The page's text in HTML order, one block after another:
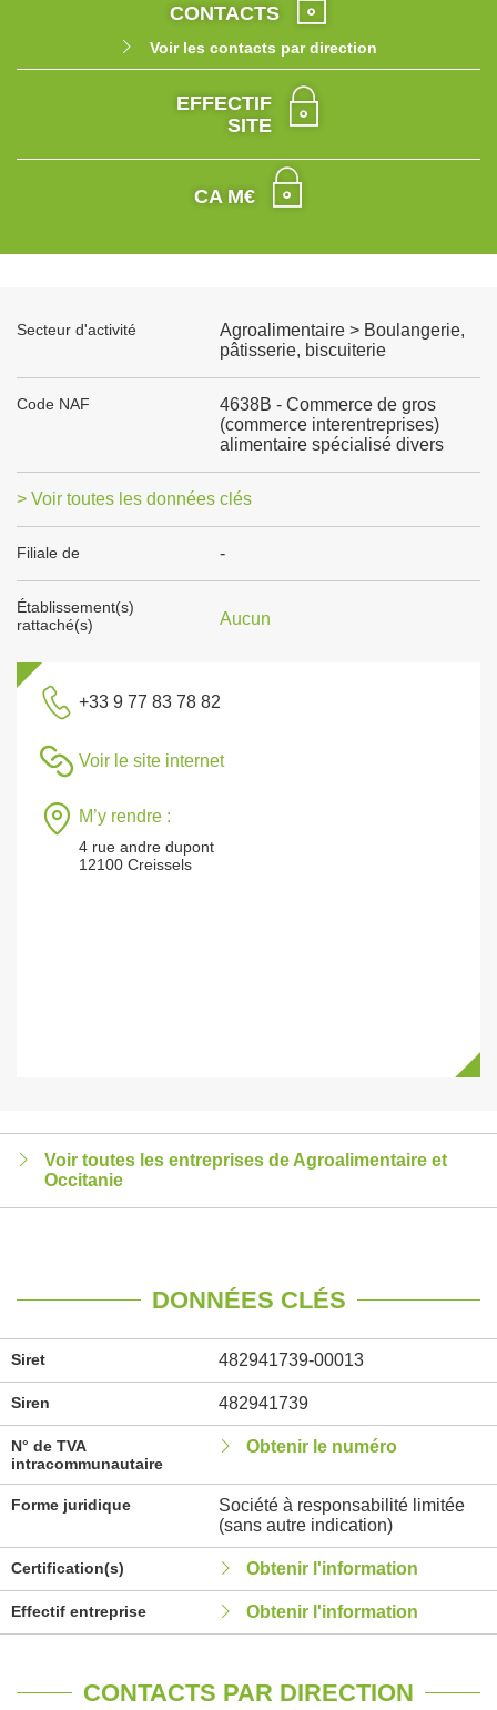
CONTACTS
Voir les contacts par direction
EFFECTIF
SITE
CA M€
Secteur d'activité
Agroalimentaire > Boulangerie,
pâtisserie, biscuiterie
Code NAF
4638B - Commerce de gros
(commerce interentreprises)
alimentaire spécialisé divers
> Voir toutes les données clés
Filiale de -
Établissement(s)
rattaché(s)
Aucun
+33 9 77 83 78 82
Voir le site internet
M’y rendre :
4 rue andre dupont
12100 Creissels
Voir toutes les entreprises de Agroalimentaire et
Occitanie
DONNÉES CLÉS
Siret 482941739-00013
Siren 482941739
N° de TVA
intracommunautaire
Obtenir le numéro
Forme juridique
Société à responsabilité limitée
(sans autre indication)
Certification(s) Obtenir l'information
Effectif entreprise Obtenir l'information
CONTACTS PAR DIRECTION